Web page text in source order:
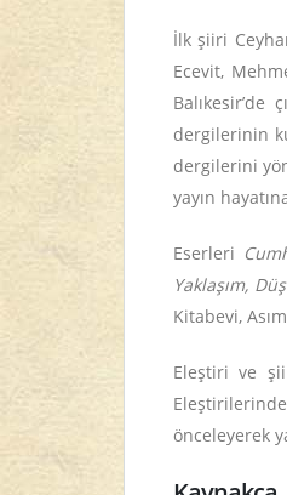
İlk şiiri
Ecevit,
Balıkesir’de
dergilerinin
dergilerini
yayın
Eserleri
Yaklaşım,
Kitabevi,
Eleştiri ve
önceleyerek